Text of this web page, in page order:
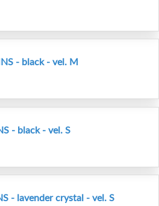
- black - vel. M
- black - vel. S
- lavender crystal - vel. S